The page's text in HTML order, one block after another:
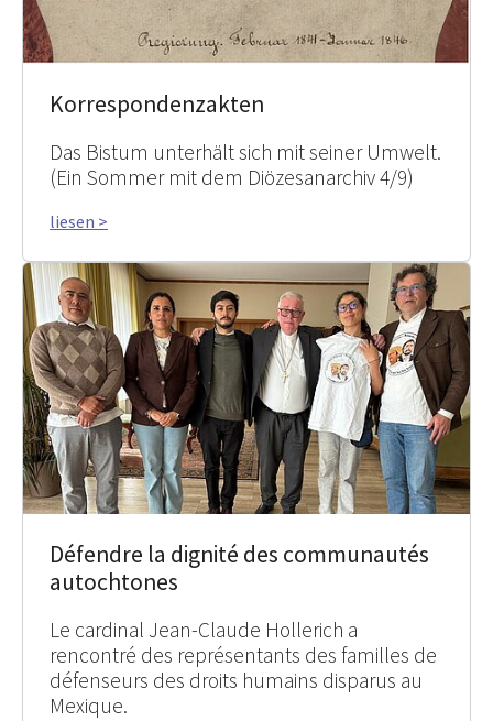
Korrespondenzakten
Das Bistum unterhält sich mit seiner Umwelt.
(Ein Sommer mit dem Diözesanarchiv 4/9)
liesen >
Défendre la dignité des communautés
autochtones
Le cardinal Jean-Claude Hollerich a
rencontré des représentants des familles de
défenseurs des droits humains disparus au
Mexique.